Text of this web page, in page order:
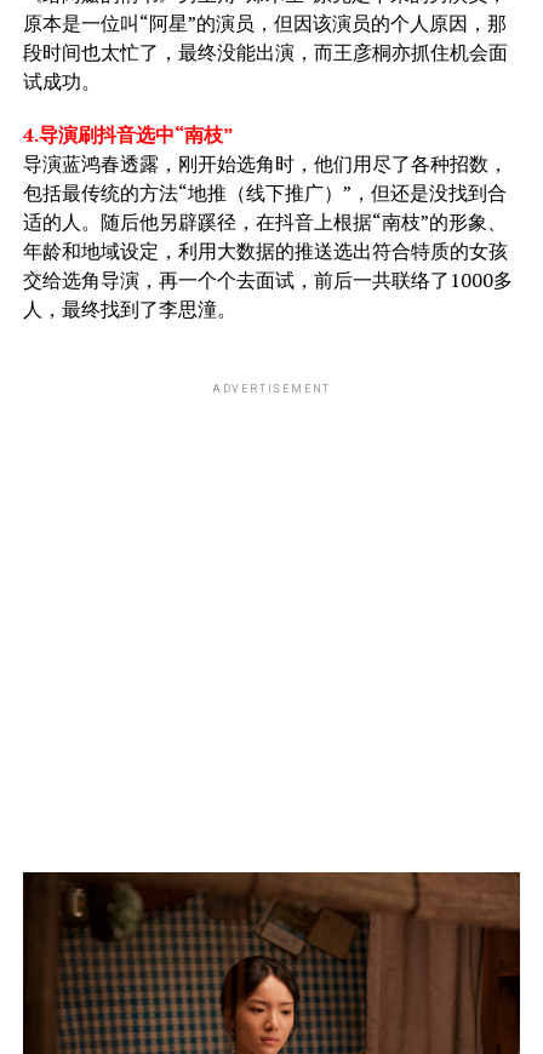
原本是一位叫“阿星”的演员，但因该演员的个人原因，那
段时间也太忙了，最终没能出演，而王彦桐亦抓住机会面
试成功。
4.导演刷抖音选中“南枝”
导演蓝鸿春透露，刚开始选角时，他们用尽了各种招数，
包括最传统的方法“地推（线下推广）”，但还是没找到合
适的人。随后他另辟蹊径，在抖音上根据“南枝”的形象、
年龄和地域设定，利用大数据的推送选出符合特质的女孩
交给选角导演，再一个个去面试，前后一共联络了1000多
人，最终找到了李思潼。
ADVERTISEMENT